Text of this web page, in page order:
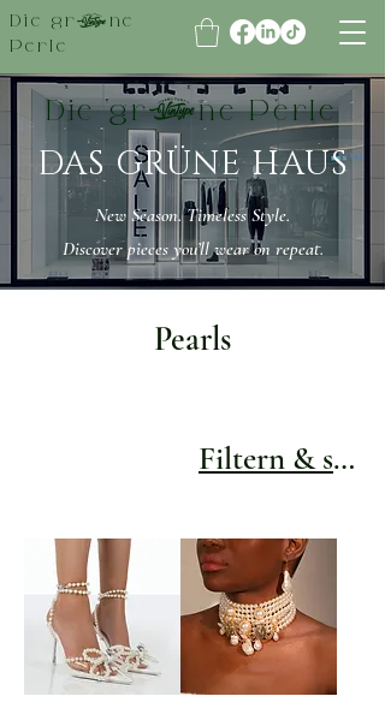
Die grüne
Perle
Die grüne Perle
DAS GRÜNE HAUS
New Season. Timeless Style.
Discover pieces you’ll wear on repeat.
Pearls
Filtern &